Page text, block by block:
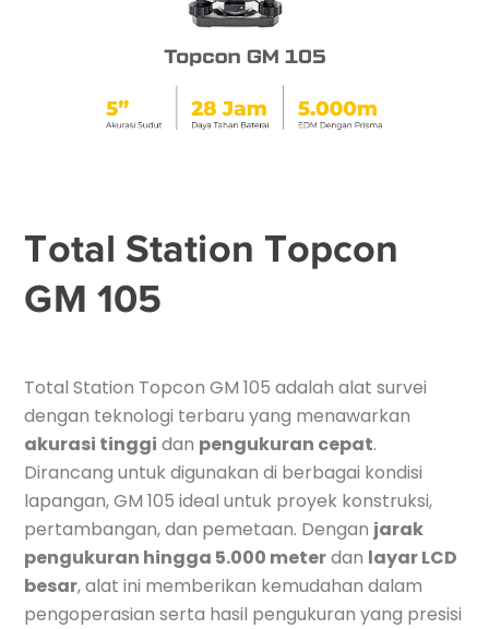
Total Station Topcon
GM 105
Total Station Topcon GM 105 adalah alat survei
dengan teknologi terbaru yang menawarkan
akurasi tinggi dan pengukuran cepat.
Dirancang untuk digunakan di berbagai kondisi
lapangan, GM 105 ideal untuk proyek konstruksi,
pertambangan, dan pemetaan. Dengan jarak
pengukuran hingga 5.000 meterdan layar LCD
besar, alat ini memberikan kemudahan dalam
pengoperasian serta hasil pengukuran yang presisi